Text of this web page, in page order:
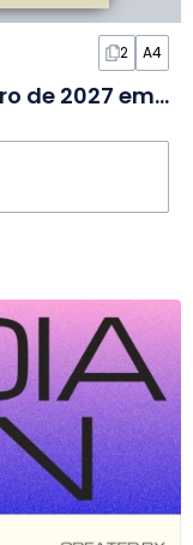
2 A4
Calendário Simples de Janeiro de 2027 em Slides